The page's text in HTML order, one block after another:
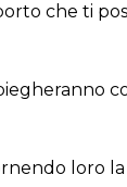
che ti
loro